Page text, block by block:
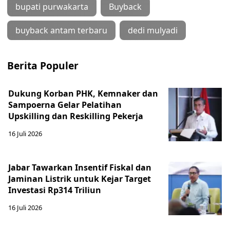
bupati purwakarta Buyback
buyback antam terbaru dedi mulyadi
Berita Populer
Dukung Korban PHK, Kemnaker dan
Sampoerna Gelar Pelatihan
Upskilling dan Reskilling Pekerja
16 Juli 2026
Jabar Tawarkan Insentif Fiskal dan
Jaminan Listrik untuk Kejar Target
Investasi Rp314 Triliun
16 Juli 2026